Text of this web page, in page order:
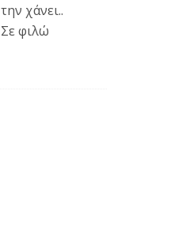
την χάνει..
Σε φιλώ